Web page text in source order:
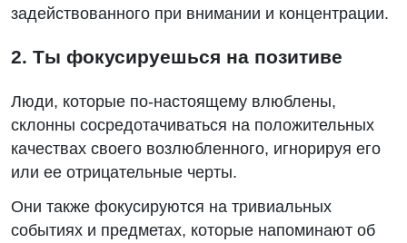
задействованного при внимании и концентрации.
2. Ты фокусируешься на позитиве
Люди, которые по-настоящему влюблены,
склонны сосредотачиваться на положительных
качествах своего возлюбленного, игнорируя его
или ее отрицательные черты.
Они также фокусируются на тривиальных
событиях и предметах, которые напоминают об